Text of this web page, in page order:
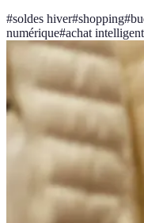
#soldes hiver#shopping#
numérique#achat intelligent